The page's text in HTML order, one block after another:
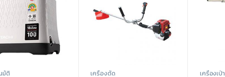
มัติ เครื่องตัด เครื่องเป่